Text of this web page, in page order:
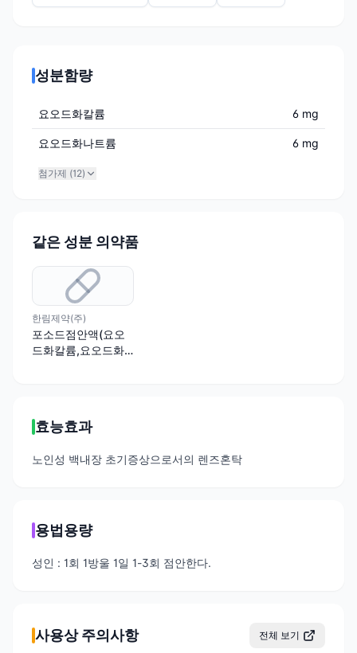
성분함량
요오드화칼륨 6 mg
요오드화나트륨 6 mg
첨가제 (12)
같은 성분 의약품
한림제약(주)
포소드점안액(요오
드화칼륨,요오드화
효능효과
노인성 백내장 초기증상으로서의 렌즈혼탁
용법용량
성인 : 1회 1방울 1일 1-3회 점안한다.
사용상 주의사항 전체 보기